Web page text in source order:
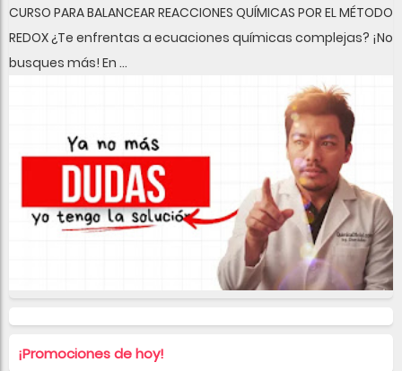
CURSO PARA BALANCEAR REACCIONES QUÍMICAS POR EL MÉTODO
REDOX ¿Te enfrentas a ecuaciones químicas complejas? ¡No
busques más! En ...
¡Promociones de hoy!